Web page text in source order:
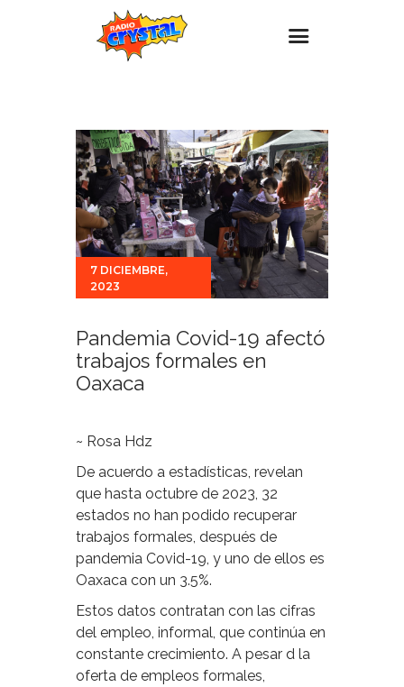
Estaciones
Eventos
Promociones
Noticias
Para ti
Contacto
7 DICIEMBRE,
2023
Pandemia Covid-19 afectó
trabajos formales en
Oaxaca
~ Rosa Hdz
De acuerdo a estadísticas, revelan
que hasta octubre de 2023, 32
estados no han podido recuperar
trabajos formales, después de
pandemia Covid-19, y uno de ellos es
Oaxaca con un 3.5%.
Estos datos contratan con las cifras
del empleo, informal, que continúa en
constante crecimiento. A pesar d la
oferta de empleos formales,